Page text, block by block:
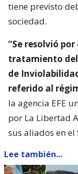
tiene previsto
sociedad.
“Se resolvió
tratamiento del
de
referido al
la agencia EFE
por La Libertad
sus aliados en el
Lee también...